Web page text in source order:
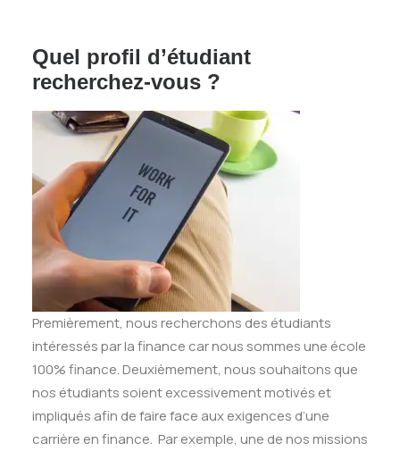
Quel profil d’étudiant
recherchez-vous ?
Premièrement, nous recherchons des étudiants
intéressés par la finance car nous sommes une école
100% finance. Deuxièmement, nous souhaitons que
nos étudiants soient excessivement motivés et
impliqués afin de faire face aux exigences d’une
carrière en finance. Par exemple, une de nos missions